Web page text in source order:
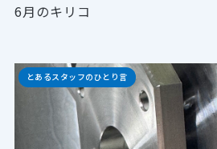
6月のキリコ
とあるスタッフのひとり言